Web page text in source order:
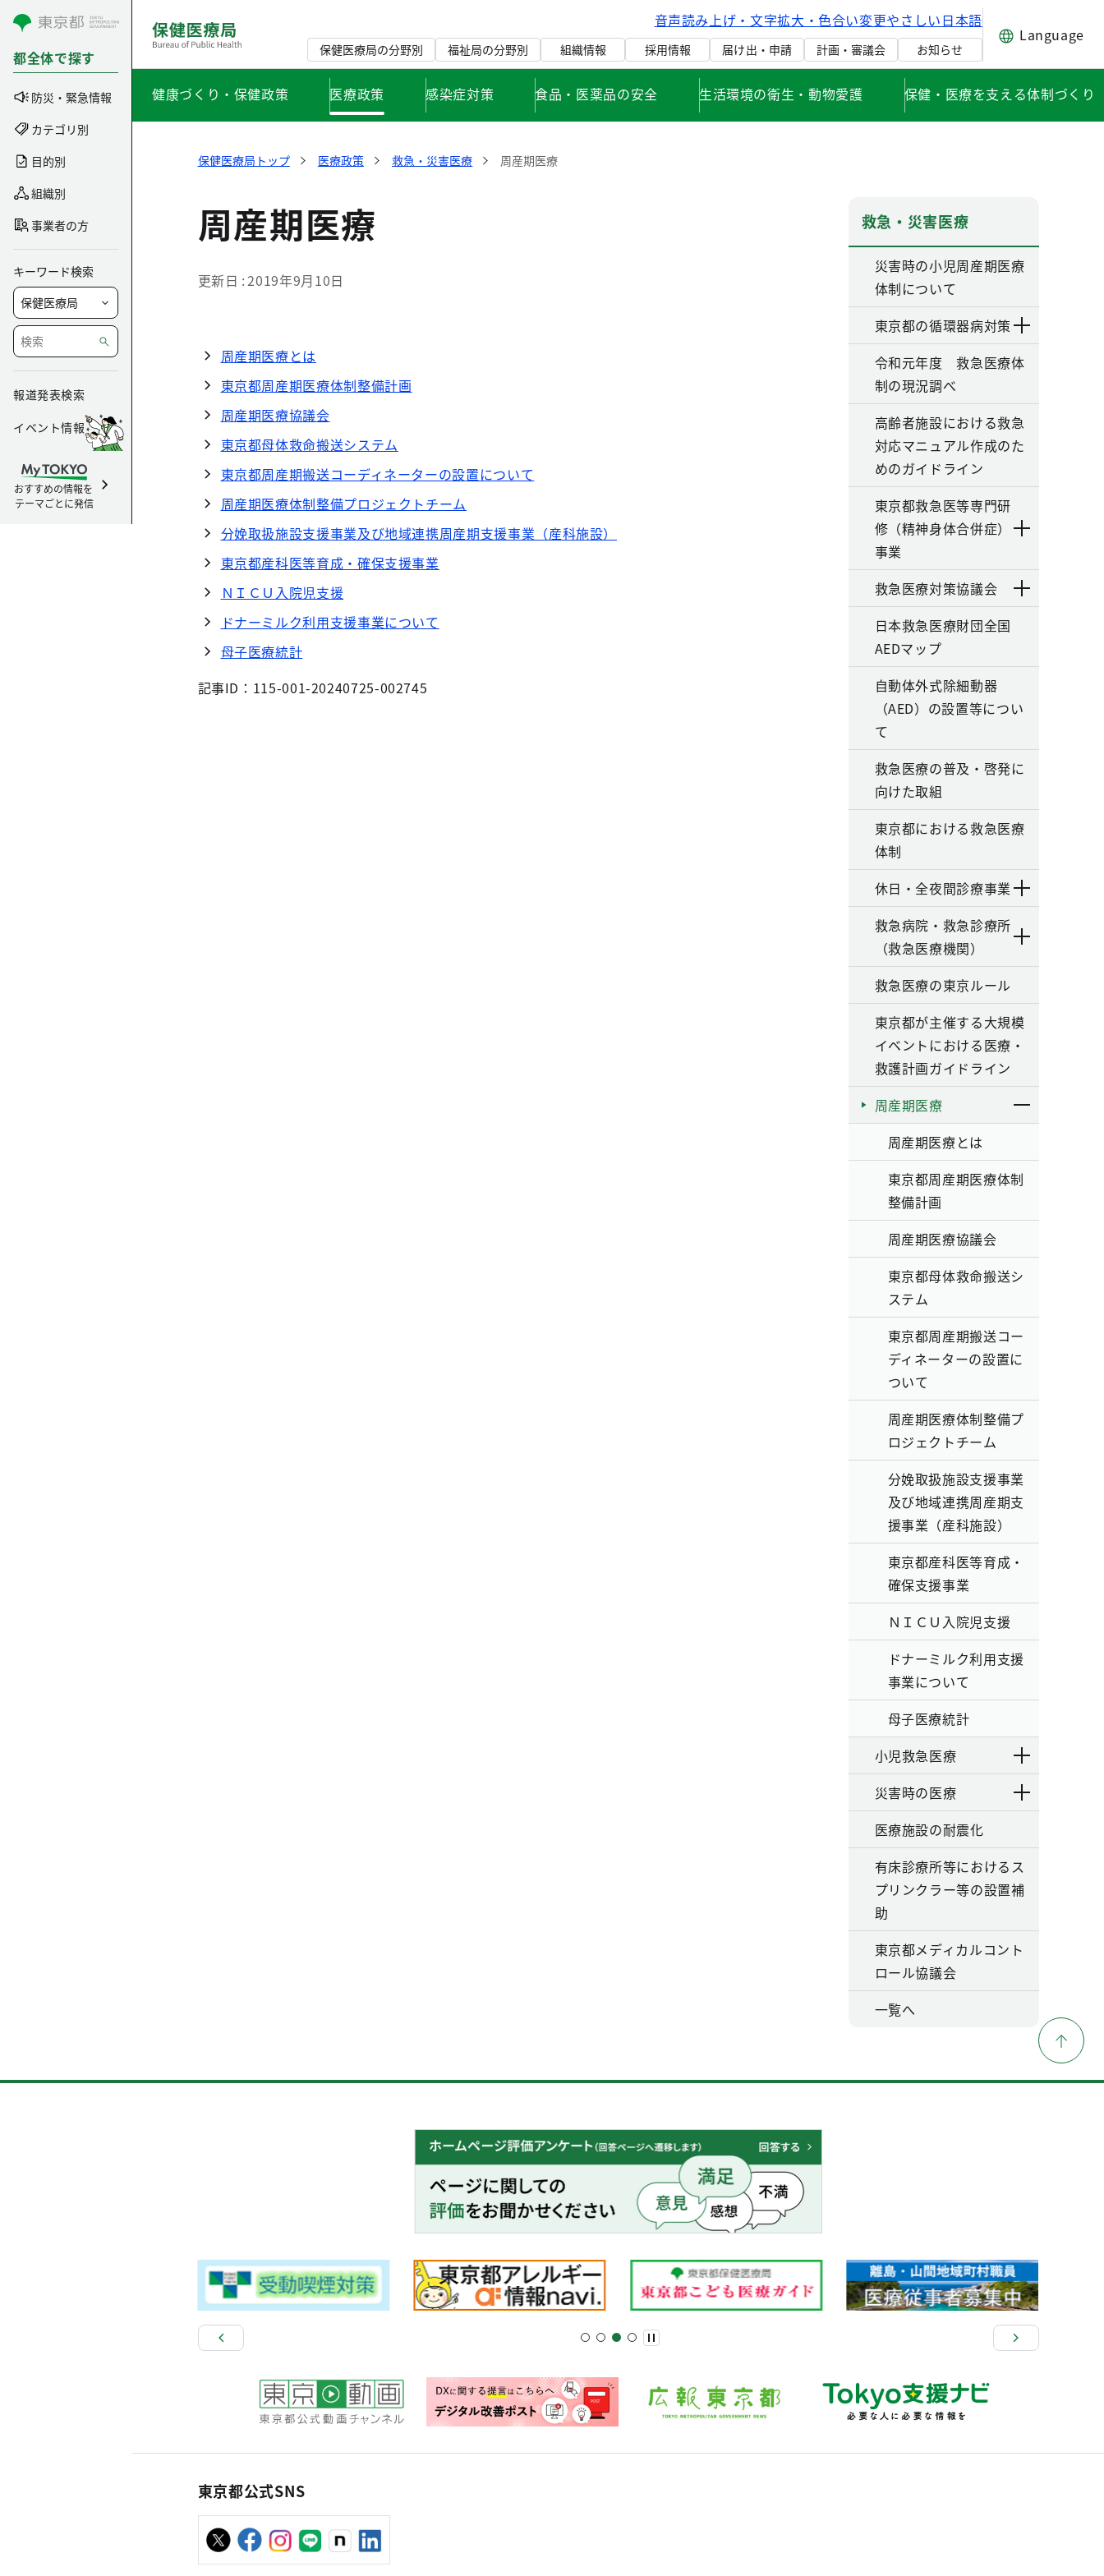
コンテンツにスキップ
都全体で探す
防災・緊急情報
カテゴリ別
目的別
組織別
事業者の方
キーワード検索
報道発表検索
イベント情報
おすすめの情報を
テーマごとに発信
音声読み上げ・文字拡大・色合い変更やさしい日本語
保健医療局の分野別 福祉局の分野別 組織情報 採用情報 届け出・申請 計画・審議会 お知らせ
Language
健康づくり・保健政策 医療政策 感染症対策 食品・医薬品の安全 生活環境の衛生・動物愛護 保健・医療を支える体制づくり
保健医療局トップ 医療政策 救急・災害医療 周産期医療
周産期医療
更新日 2019年9月10日
周産期医療とは
東京都周産期医療体制整備計画
周産期医療協議会
東京都母体救命搬送システム
東京都周産期搬送コーディネーターの設置について
周産期医療体制整備プロジェクトチーム
分娩取扱施設支援事業及び地域連携周産期支援事業（産科施設）
東京都産科医等育成‧確保支援事業
ＮＩＣＵ入院児支援
ドナーミルク利用支援事業について
母子医療統計
記事ID：115-001-20240725-002745
救急・災害医療
災害時の小児周産期医療
体制について
東京都の循環器病対策
令和元年度 救急医療体
制の現況調べ
高齢者施設における救急
対応マニュアル作成のた
めのガイドライン
東京都救急医等専門研
修（精神身体合併症）
事業
救急医療対策協議会
日本救急医療財団全国
AEDマップ
自動体外式除細動器
（AED）の設置等につい
て
救急医療の普及・啓発に
向けた取組
東京都における救急医療
体制
休日・全夜間診療事業
救急病院・救急診療所
（救急医療機関）
救急医療の東京ルール
東京都が主催する大規模
イベントにおける医療・
救護計画ガイドライン
周産期医療
周産期医療とは
東京都周産期医療体制
整備計画
周産期医療協議会
東京都母体救命搬送シ
ステム
東京都周産期搬送コー
ディネーターの設置に
ついて
周産期医療体制整備プ
ロジェクトチーム
分娩取扱施設支援事業
及び地域連携周産期支
援事業（産科施設）
東京都産科医等育成‧
確保支援事業
ＮＩＣＵ入院児支援
ドナーミルク利用支援
事業について
母子医療統計
小児救急医療
災害時の医療
医療施設の耐震化
有床診療所等におけるス
プリンクラー等の設置補
助
東京都メディカルコント
ロール協議会
一覧へ
東京都公式SNS